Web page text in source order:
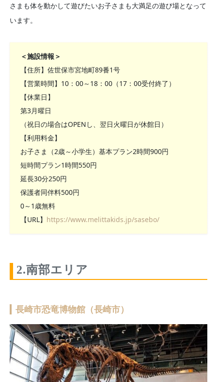
さまも体を動かして遊びたいお子さまも大満足の遊び場となって
います。
＜施設情報＞
【住所】佐世保市宮地町89番1号
【営業時間】10：00～18：00（17：00受付終了）
【休業日】
第3月曜日
（祝日の場合はOPENし、翌日火曜日が休館日）
【利用料金】
お子さま（2歳～小学生）基本プラン2時間900円
短時間プラン1時間550円
延長30分250円
保護者同伴料500円
0～1歳無料
【URL】 https://www.melittakids.jp/sasebo/
2.南部エリア
長崎市恐竜博物館（長崎市）